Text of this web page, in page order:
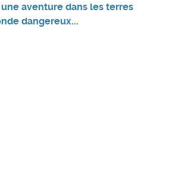
aventure dans les terres
dangereux...